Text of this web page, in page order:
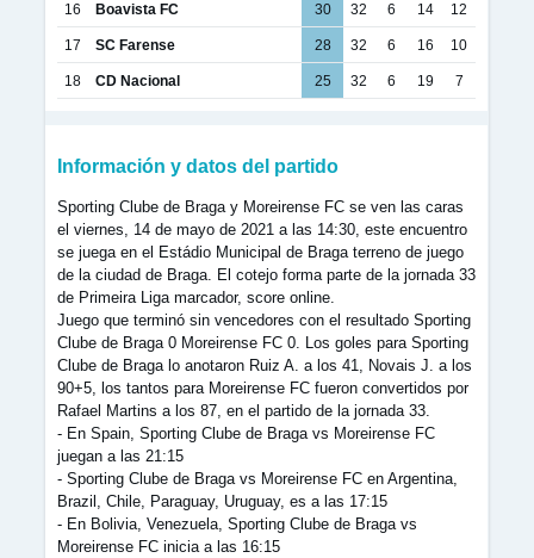
16 Boavista FC 30 32 6 14 12
17 SC Farense 28 32 6 16 10
18 CD Nacional 25 32 6 19 7
Información y datos del partido
Sporting Clube de Braga y Moreirense FC se ven las caras
el viernes, 14 de mayo de 2021 a las 14:30, este encuentro
se juega en el Estádio Municipal de Braga terreno de juego
de la ciudad de Braga. El cotejo forma parte de la jornada 33
de Primeira Liga marcador, score online.
Juego que terminó sin vencedores con el resultado Sporting
Clube de Braga 0 Moreirense FC 0. Los goles para Sporting
Clube de Braga lo anotaron Ruiz A. a los 41, Novais J. a los
90+5, los tantos para Moreirense FC fueron convertidos por
Rafael Martins a los 87, en el partido de la jornada 33.
- En Spain, Sporting Clube de Braga vs Moreirense FC
juegan a las 21:15
- Sporting Clube de Braga vs Moreirense FC en Argentina,
Brazil, Chile, Paraguay, Uruguay, es a las 17:15
- En Bolivia, Venezuela, Sporting Clube de Braga vs
Moreirense FC inicia a las 16:15